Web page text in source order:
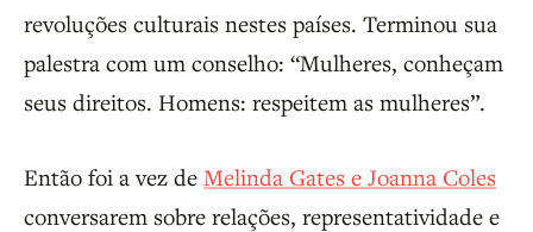
revoluções culturais nestes países. Terminou sua
palestra com um conselho: “Mulheres, conheçam
seus direitos. Homens: respeitem as mulheres”.
Então foi a vez de Melinda Gates e Joanna Coles
conversarem sobre relações, representatividade e